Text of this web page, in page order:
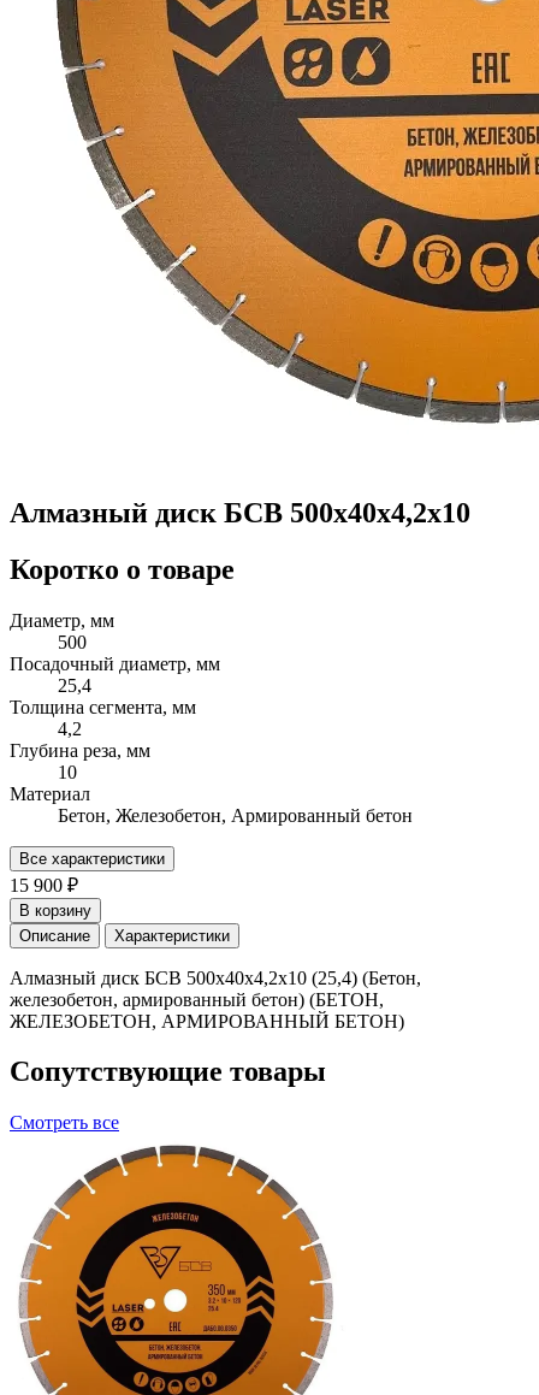
Алмазный диск БСВ 500x40х4,2х10
Коротко о товаре
Диаметр, мм
500
Посадочный диаметр, мм
25,4
Толщина сегмента, мм
4,2
Глубина реза, мм
10
Материал
Бетон, Железобетон, Армированный бетон
Все характеристики
15 900 ₽
В корзину
Описание
Характеристики
Алмазный диск БСВ 500x40х4,2х10 (25,4) (Бетон,
железобетон, армированный бетон) (БЕТОН,
ЖЕЛЕЗОБЕТОН, АРМИРОВАННЫЙ БЕТОН)
Сопутствующие товары
Смотреть все